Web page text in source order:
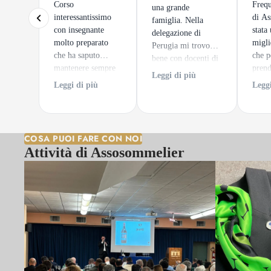
Corso
interessantissimo
con insegnante
molto preparato
che ha saputo
mantenere sempre
alto l'interesse dei
Leggi di più
una grande
famiglia. Nella
delegazione di
Perugia mi trovo
bene con docenti di
alto spessore ed un
Leggi di più
di
stata
che
tratta
ed
COSA PUOI FARE CON NOI
Attività di Assosommelier